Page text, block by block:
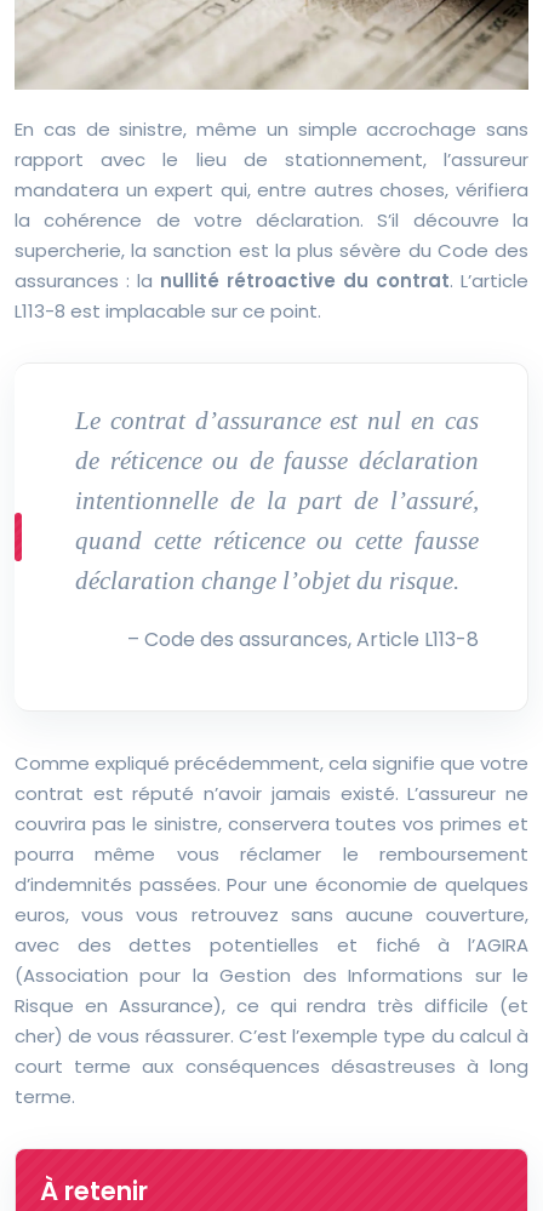
En cas de sinistre, même un simple accrochage sans
rapport avec le lieu de stationnement, l’assureur
mandatera un expert qui, entre autres choses, vérifiera
la cohérence de votre déclaration. S’il découvre la
supercherie, la sanction est la plus sévère du Code des
assurances : la nullité rétroactive du contrat. L’article
L113-8 est implacable sur ce point.
Le contrat d’assurance est nul en cas
de réticence ou de fausse déclaration
intentionnelle de la part de l’assuré,
quand cette réticence ou cette fausse
déclaration change l’objet du risque.
– Code des assurances, Article L113-8
Comme expliqué précédemment, cela signifie que votre
contrat est réputé n’avoir jamais existé. L’assureur ne
couvrira pas le sinistre, conservera toutes vos primes et
pourra même vous réclamer le remboursement
d’indemnités passées. Pour une économie de quelques
euros, vous vous retrouvez sans aucune couverture,
avec des dettes potentielles et fiché à l’AGIRA
(Association pour la Gestion des Informations sur le
Risque en Assurance), ce qui rendra très difficile (et
cher) de vous réassurer. C’est l’exemple type du calcul à
court terme aux conséquences désastreuses à long
terme.
À retenir